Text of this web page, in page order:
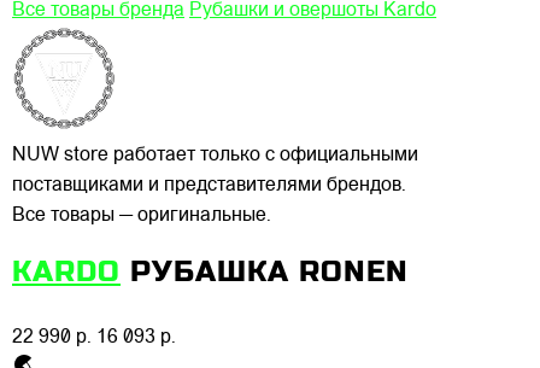
Все товары бренда Рубашки и овершоты Kardo
NUW store работает только с официальными
поставщиками и представителями брендов.
Все товары — оригинальные.
KARDO РУБАШКА RONEN
22 990 р. 16 093 р.